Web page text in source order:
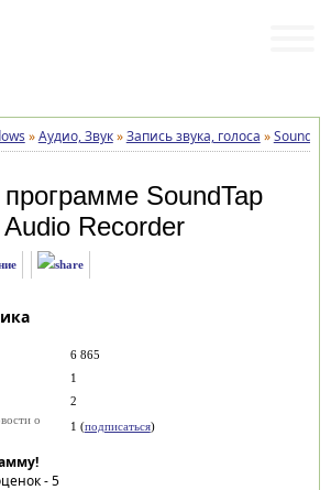
»Аудио, Звук»Запись звука, голоса »
SoundTap
Recorder
6 865
1
2
о
1 (подписаться)
-5